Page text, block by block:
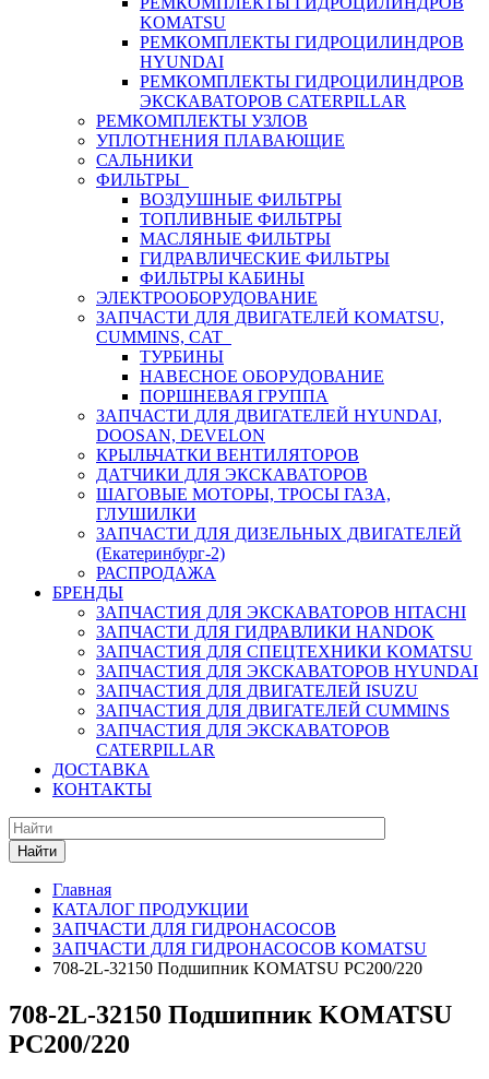
KOMATSU
РЕМКОМПЛЕКТЫ ГИДРОЦИЛИНДРОВ
HYUNDAI
РЕМКОМПЛЕКТЫ ГИДРОЦИЛИНДРОВ
ЭКСКАВАТОРОВ CATERPILLAR
РЕМКОМПЛЕКТЫ УЗЛОВ
УПЛОТНЕНИЯ ПЛАВАЮЩИЕ
САЛЬНИКИ
ФИЛЬТРЫ
ВОЗДУШНЫЕ ФИЛЬТРЫ
ТОПЛИВНЫЕ ФИЛЬТРЫ
МАСЛЯНЫЕ ФИЛЬТРЫ
ГИДРАВЛИЧЕСКИЕ ФИЛЬТРЫ
ФИЛЬТРЫ КАБИНЫ
ЭЛЕКТРООБОРУДОВАНИЕ
ЗАПЧАСТИ ДЛЯ ДВИГАТЕЛЕЙ KOMATSU,
CUMMINS, CAT
ТУРБИНЫ
НАВЕСНОЕ ОБОРУДОВАНИЕ
ПОРШНЕВАЯ ГРУППА
ЗАПЧАСТИ ДЛЯ ДВИГАТЕЛЕЙ HYUNDAI,
DOOSAN, DEVELON
КРЫЛЬЧАТКИ ВЕНТИЛЯТОРОВ
ДАТЧИКИ ДЛЯ ЭКСКАВАТОРОВ
ШАГОВЫЕ МОТОРЫ, ТРОСЫ ГАЗА,
ГЛУШИЛКИ
ЗАПЧАСТИ ДЛЯ ДИЗЕЛЬНЫХ ДВИГАТЕЛЕЙ
(Екатеринбург-2)
РАСПРОДАЖА
БРЕНДЫ
ЗАПЧАСТИЯ ДЛЯ ЭКСКАВАТОРОВ HITACHI
ЗАПЧАСТИ ДЛЯ ГИДРАВЛИКИ HANDOK
ЗАПЧАСТИЯ ДЛЯ СПЕЦТЕХНИКИ KOMATSU
ЗАПЧАСТИЯ ДЛЯ ЭКСКАВАТОРОВ HYUNDAI
ЗАПЧАСТИЯ ДЛЯ ДВИГАТЕЛЕЙ ISUZU
ЗАПЧАСТИЯ ДЛЯ ДВИГАТЕЛЕЙ CUMMINS
ЗАПЧАСТИЯ ДЛЯ ЭКСКАВАТОРОВ
CATERPILLAR
ДОСТАВКА
КОНТАКТЫ
Найти
Главная
КАТАЛОГ ПРОДУКЦИИ
ЗАПЧАСТИ ДЛЯ ГИДРОНАСОСОВ
ЗАПЧАСТИ ДЛЯ ГИДРОНАСОСОВ KOMATSU
708-2L-32150 Подшипник KOMATSU PC200/220
708-2L-32150 Подшипник KOMATSU
PC200/220